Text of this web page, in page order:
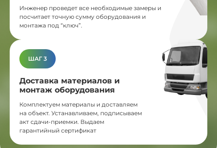
Инженер проведет все необходимые замеры и
посчитает точную сумму оборудования и
монтажа под “ключ”.
ШАГ 3
Доставка материалов и
монтаж оборудования
Комплектуем материалы и доставляем
на объект. Устанавливаем, подписываем
акт сдачи-приемки. Выдаем
гарантийный сертификат